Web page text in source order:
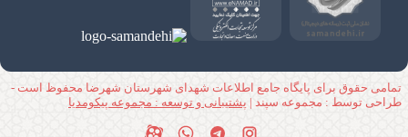
تمامی حقوق برای پایگاه جامع اطلاعات شهدای شهرستان شهرضا محفوظ است -
طراحی توسط : مجموعه سپند | پشتیبانی و توسعه : مجموعه پیکومدیا